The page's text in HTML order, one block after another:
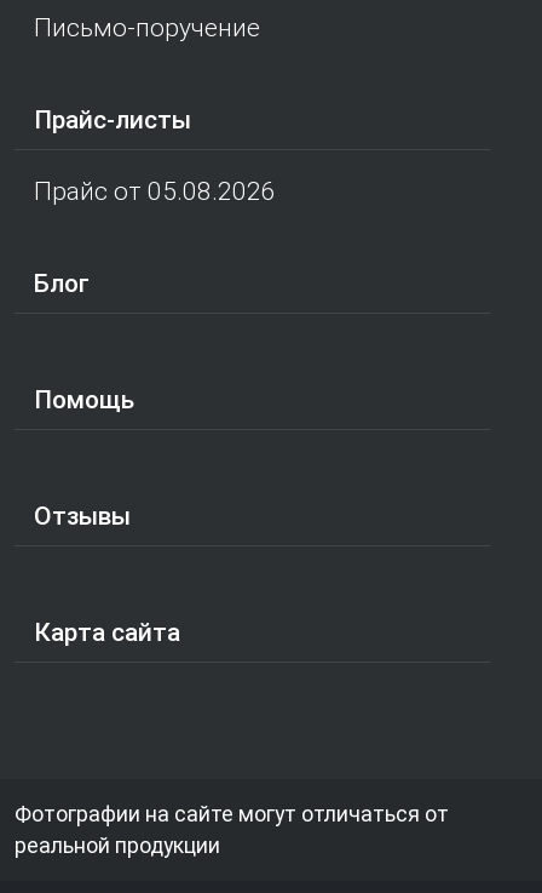
Письмо-поручение
Прайс-листы
Прайс от 05.08.2026
Блог
Помощь
Отзывы
Карта сайта
Фотографии на сайте могут отличаться от
реальной продукции